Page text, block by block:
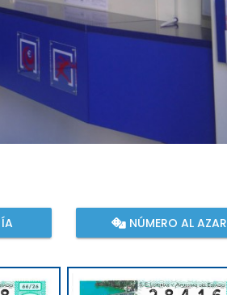
NÚMERO AL AZAR